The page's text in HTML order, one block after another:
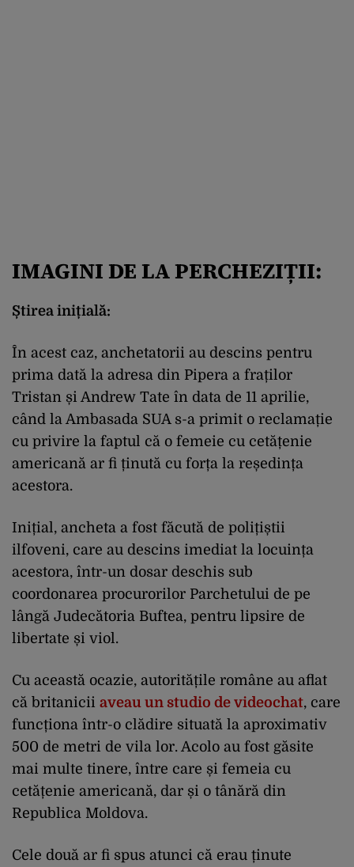
IMAGINI DE LA PERCHEZIȚII:
Știrea inițială:
În acest caz, anchetatorii au descins pentru
prima dată la adresa din Pipera a fraților
Tristan și Andrew Tate în data de 11 aprilie,
când la Ambasada SUA s-a primit o reclamație
cu privire la faptul că o femeie cu cetățenie
americană ar fi ținută cu forța la reședința
acestora.
Inițial, ancheta a fost făcută de polițiștii
ilfoveni, care au descins imediat la locuința
acestora, într-un dosar deschis sub
coordonarea procurorilor Parchetului de pe
lângă Judecătoria Buftea, pentru lipsire de
libertate și viol.
Cu această ocazie, autoritățile române au aflat
că britanicii aveau un studio de videochat, care
funcționa într-o clădire situată la aproximativ
500 de metri de vila lor. Acolo au fost găsite
mai multe tinere, între care și femeia cu
cetățenie americană, dar și o tânără din
Republica Moldova.
Cele două ar fi spus atunci că erau ținute